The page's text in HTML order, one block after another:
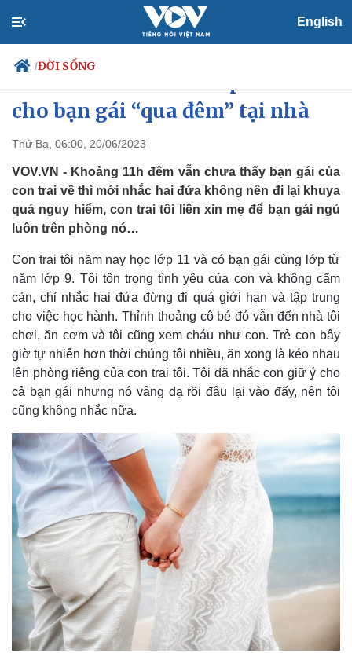
English
/ĐỜI SỐNG
Chính trị
Đảng
Tổ chức nhân sự
Quốc hội
Nhận diện sự thật
Tin 24h
Dự báo thời tiết
Giáo dục
Dấu ấn VOV
Biển đảo
cho bạn gái “qua đêm” tại nhà
Thứ Ba, 06:00, 20/06/2023
VOV.VN - Khoảng 11h đêm vẫn chưa thấy bạn gái của
con trai về thì mới nhắc hai đứa không nên đi lại khuya
quá nguy hiểm, con trai tôi liền xin mẹ để bạn gái ngủ
luôn trên phòng nó…
Con trai tôi năm nay học lớp 11 và có bạn gái cùng lớp từ
năm lớp 9. Tôi tôn trọng tình yêu của con và không cấm
cản, chỉ nhắc hai đứa đừng đi quá giới hạn và tập trung
cho việc học hành. Thỉnh thoảng cô bé đó vẫn đến nhà tôi
chơi, ăn cơm và tôi cũng xem cháu như con. Trẻ con bây
giờ tự nhiên hơn thời chúng tôi nhiều, ăn xong là kéo nhau
lên phòng riêng của con trai tôi. Tôi đã nhắc con giữ ý cho
cả bạn gái nhưng nó vâng dạ rồi đâu lại vào đấy, nên tôi
cũng không nhắc nữa.